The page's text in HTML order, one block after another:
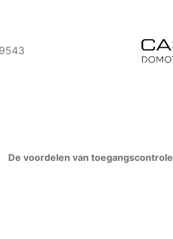
De voordelen van toegangscontrole